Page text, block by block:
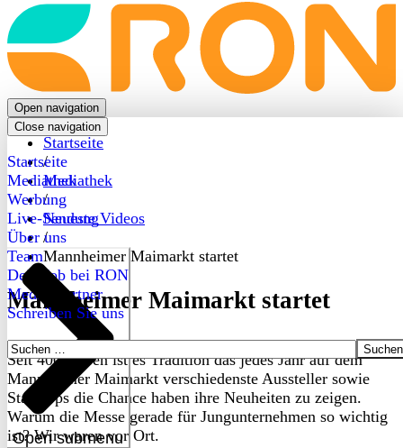
Back
to
frontpage
Open navigation
Close navigation
Startseite
Mediathek
Werbung
Live-Sendung
Über uns
Open submenu
Team
Dein Job bei RON
Medienpartner
Schreiben Sie uns
Suchen
nach:
Startseite
/
Mediathek
/
Neueste Videos
/
Mannheimer Maimarkt startet
Mannheimer Maimarkt startet
Seit 400 Jahren ist es Tradition das jedes Jahr auf dem
Mannheimer Maimarkt verschiedenste Aussteller sowie
Start-Ups die Chance haben ihre Neuheiten zu zeigen.
Warum die Messe gerade für Jungunternehmen so wichtig
ist? Wir waren vor Ort.